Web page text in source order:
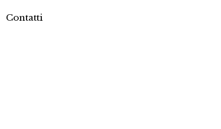
Contatti